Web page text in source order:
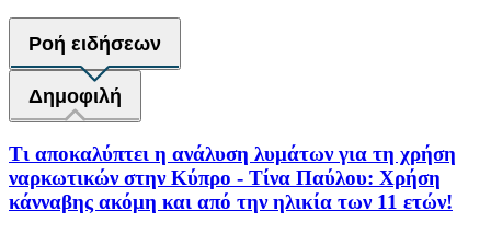
Ροή ειδήσεων
Δημοφιλή
Τι αποκαλύπτει η ανάλυση λυμάτων για τη χρήση
ναρκωτικών στην Κύπρο - Τίνα Παύλου: Χρήση
κάνναβης ακόμη και από την ηλικία των 11 ετών!